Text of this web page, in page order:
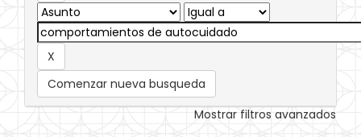
Comenzar nueva busqueda
Mostrar filtros avanzados